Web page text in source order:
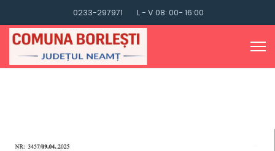
0233-297971 L - V 08: 00- 16:00